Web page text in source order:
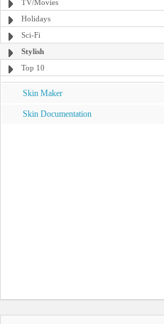
TV/Movies
Holidays
Sci-Fi
Stylish
Top 10
Skin Maker
Skin Documentation